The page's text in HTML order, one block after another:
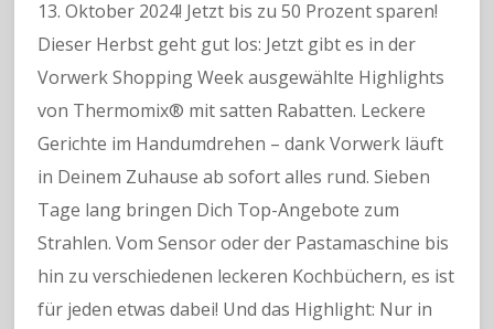
13. Oktober 2024! Jetzt bis zu 50 Prozent sparen!
Dieser Herbst geht gut los: Jetzt gibt es in der
Vorwerk Shopping Week ausgewählte Highlights
von Thermomix® mit satten Rabatten. Leckere
Gerichte im Handumdrehen – dank Vorwerk läuft
in Deinem Zuhause ab sofort alles rund. Sieben
Tage lang bringen Dich Top-Angebote zum
Strahlen. Vom Sensor oder der Pastamaschine bis
hin zu verschiedenen leckeren Kochbüchern, es ist
für jeden etwas dabei! Und das Highlight: Nur in